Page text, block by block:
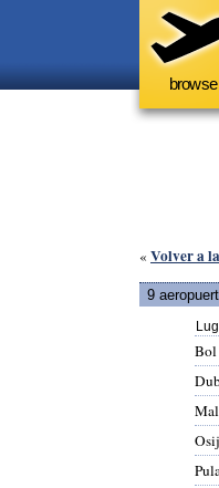
browse
« Volver a
9
Bol